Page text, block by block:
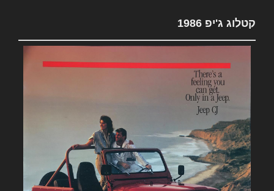
קטלוג ג'יפ 1986